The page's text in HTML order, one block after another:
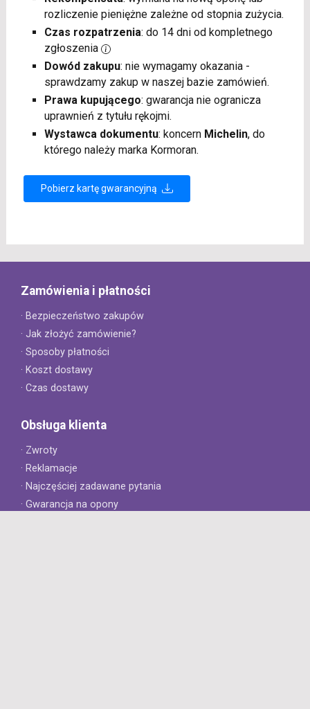
rozliczenie pieniężne zależne od stopnia zużycia.
Czas rozpatrzenia: do 14 dni od kompletnego
zgłoszenia
Dowód zakupu: nie wymagamy okazania -
sprawdzamy zakup w naszej bazie zamówień.
Prawa kupującego: gwarancja nie ogranicza
uprawnień z tytułu rękojmi.
Wystawca dokumentu: koncern Michelin, do
którego należy marka Kormoran.
Pobierz kartę gwarancyjną
Zamówienia i płatności
· Bezpieczeństwo zakupów
· Jak złożyć zamówienie?
· Sposoby płatności
· Koszt dostawy
· Czas dostawy
Obsługa klienta
· Zwroty
· Reklamacje
· Najczęściej zadawane pytania
· Gwarancja na opony